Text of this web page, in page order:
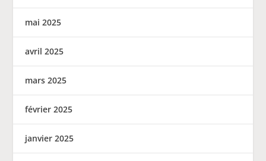
mai 2025
avril 2025
mars 2025
février 2025
janvier 2025